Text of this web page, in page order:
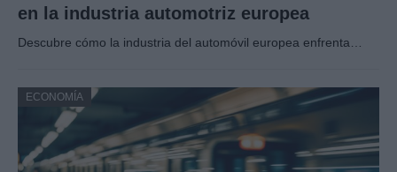
en la industria automotriz europea
Descubre cómo la industria del automóvil europea enfrenta…
ECONOMÍA